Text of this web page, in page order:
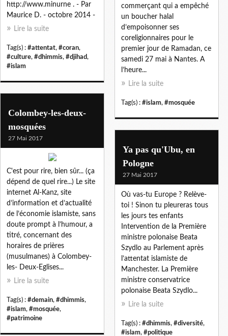
commerçant qui a empêché
un boucher halal
d’empoisonner ses
coreligionnaires pour le
premier jour de Ramadan, ce
samedi 27 mai à Nantes. A
l’heure...
Lire la suite
Tag(s) : #islam, #mosquée
http://www.minurne . - Par
Maurice D. - octobre 2014 -
Lire la suite
Tag(s) : #attentat, #coran,
#culture, #dhimmis, #djihad,
#islam
Colombey-les-deux-
mosquées
27 Mai 2017
C'est pour rire, bien sûr... (ça
dépend de quel rire...) Le site
internet Al-Kanz, site
d’information et d’actualité
de l’économie islamiste, sans
doute prompt à l’humour, a
titré, concernant des
horaires de prières
(musulmanes) à Colombey-
les- Deux-Eglises...
Lire la suite
Tag(s) : #demain, #dhimmis,
#islam, #mosquée,
#patrimoine
Ya pas qu'Ubu, en
Pologne
27 Mai 2017
Où vas-tu Europe ? Relève-
toi ! Sinon tu pleureras tous
les jours tes enfants
Intervention de la Première
ministre polonaise Beata
Szydlo au Parlement après
l’attentat islamiste de
Manchester. La Première
ministre conservatrice
polonaise Beata Szydlo...
Lire la suite
Tag(s) : #dhimmis, #diversité,
#islam, #politique